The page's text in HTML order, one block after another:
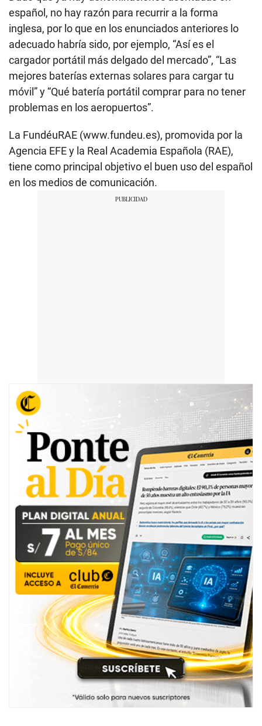
español, no hay razón para recurrir a la forma
inglesa, por lo que en los enunciados anteriores lo
adecuado habría sido, por ejemplo, “Así es el
cargador portátil más delgado del mercado”, “Las
mejores baterías externas solares para cargar tu
móvil” y “Qué batería portátil comprar para no tener
problemas en los aeropuertos”.
La FundéuRAE (www.fundeu.es), promovida por la
Agencia EFE y la Real Academia Española (RAE),
tiene como principal objetivo el buen uso del español
en los medios de comunicación.